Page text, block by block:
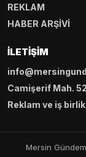
REKLAM
HABER ARŞİVİ
İLETIŞIM
Camişerif Mah.
Reklam ve iş
Mersin